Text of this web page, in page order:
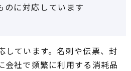
に対応しています
しています。名刺や伝票、封
会社で頻繁に利用する消耗品